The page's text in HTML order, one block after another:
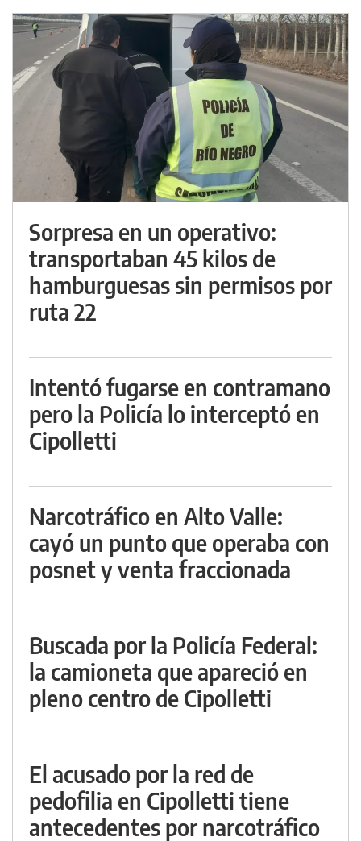
Sorpresa en un operativo:
transportaban 45 kilos de
hamburguesas sin permisos por
ruta 22
Intentó fugarse en contramano
pero la Policía lo interceptó en
Cipolletti
Narcotráfico en Alto Valle:
cayó un punto que operaba con
posnet y venta fraccionada
Buscada por la Policía Federal:
la camioneta que apareció en
pleno centro de Cipolletti
El acusado por la red de
pedofilia en Cipolletti tiene
antecedentes por narcotráfico